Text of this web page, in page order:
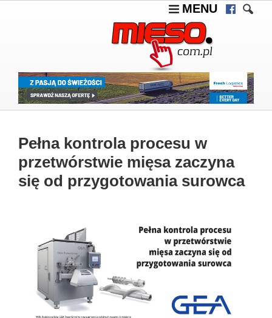
MENU
Pełna kontrola procesu w
przetwórstwie mięsa zaczyna
się od przygotowania surowca